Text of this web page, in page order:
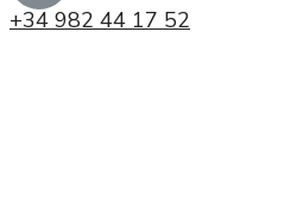
+34 982 44 17 52